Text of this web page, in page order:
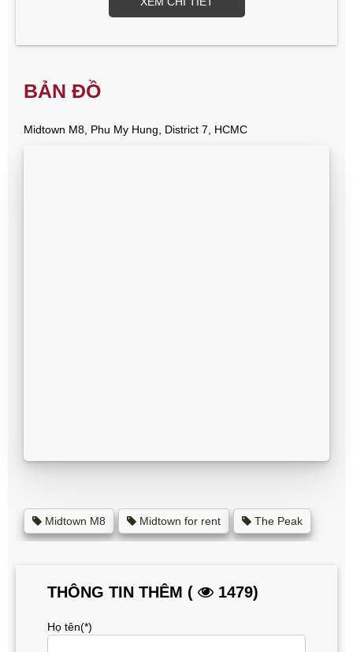
BẢN ĐỒ
Midtown M8, Phu My Hung, District 7, HCMC
Midtown M8 Midtown for rent The Peak
THÔNG TIN THÊM ( 1479)
Họ tên(*)